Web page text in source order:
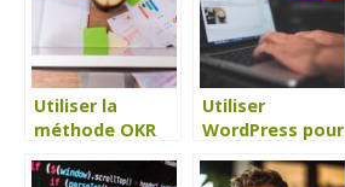
Utiliser la
méthode OKR
entreprise
Utiliser
WordPress pour
internet ?